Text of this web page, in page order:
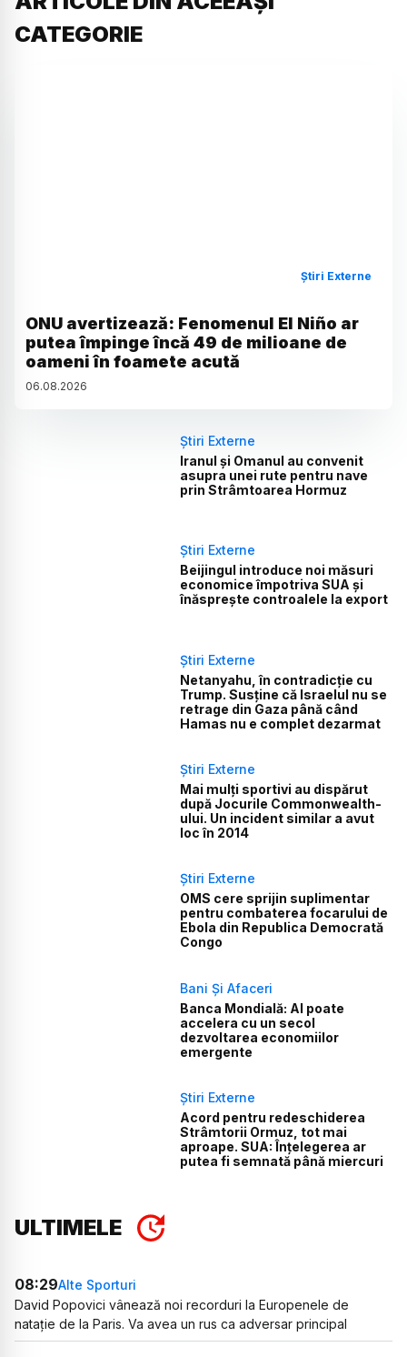
CATEGORIE
Știri Externe
ONU avertizează: Fenomenul El Niño ar
putea împinge încă 49 de milioane de
oameni în foamete acută
06.08.2026
Știri Externe
Iranul și Omanul au convenit
asupra unei rute pentru nave
prin Strâmtoarea Hormuz
Știri Externe
Beijingul introduce noi măsuri
economice împotriva SUA și
înăsprește controalele la export
Știri Externe
Netanyahu, în contradicție cu
Trump. Susține că Israelul nu se
retrage din Gaza până când
Hamas nu e complet dezarmat
Știri Externe
Mai mulți sportivi au dispărut
după Jocurile Commonwealth-
ului. Un incident similar a avut
loc în 2014
Știri Externe
OMS cere sprijin suplimentar
pentru combaterea focarului de
Ebola din Republica Democrată
Congo
Bani Și Afaceri
Banca Mondială: AI poate
accelera cu un secol
dezvoltarea economiilor
emergente
Știri Externe
Acord pentru redeschiderea
Strâmtorii Ormuz, tot mai
aproape. SUA: Înțelegerea ar
putea fi semnată până miercuri
ULTIMELE
08:29Alte Sporturi
David Popovici vânează noi recorduri la Europenele de
natație de la Paris. Va avea un rus ca adversar principal